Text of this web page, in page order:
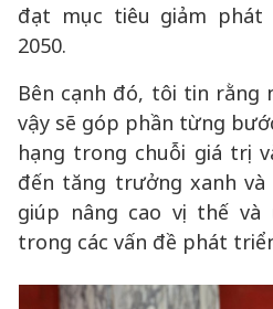
đạt mục tiêu giảm phát
2050.
Bên cạnh đó, tôi tin
vậy sẽ góp phần từng
hạng trong chuỗi giá trị
đến tăng trưởng xanh
giúp nâng cao vị thế và
trong các vấn đề phát